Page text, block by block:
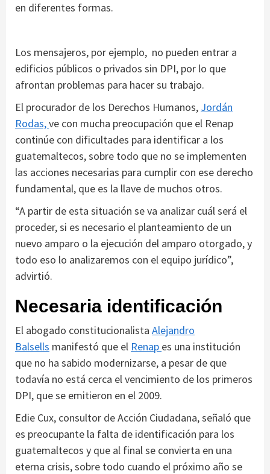
en diferentes formas.
Los mensajeros, por ejemplo, no pueden entrar a
edificios públicos o privados sin DPI, por lo que
afrontan problemas para hacer su trabajo.
El procurador de los Derechos Humanos, Jordán
Rodas,ve con mucha preocupación que el Renap
continúe con dificultades para identificar a los
guatemaltecos, sobre todo que no se implementen
las acciones necesarias para cumplir con ese derecho
fundamental, que es la llave de muchos otros.
“A partir de esta situación se va analizar cuál será el
proceder, si es necesario el planteamiento de un
nuevo amparo o la ejecución del amparo otorgado, y
todo eso lo analizaremos con el equipo jurídico”,
advirtió.
Necesaria identificación
El abogado constitucionalista Alejandro
Balsells manifestó que el Renap es una institución
que no ha sabido modernizarse, a pesar de que
todavía no está cerca el vencimiento de los primeros
DPI, que se emitieron en el 2009.
Edie Cux, consultor de Acción Ciudadana, señaló que
es preocupante la falta de identificación para los
guatemaltecos y que al final se convierta en una
eterna crisis, sobre todo cuando el próximo año se